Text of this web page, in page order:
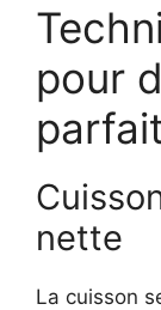
pour
nette
La cuisson